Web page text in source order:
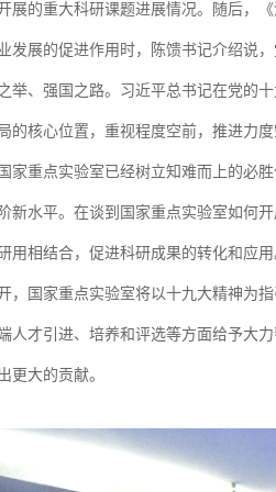
展的重大科研课题进展情况。随后，
发展的促进作用时，陈馈书记介绍说
举、强国之路。习近平总书记在党的
的核心位置，重视程度空前，推进力
家重点实验室已经树立知难而上的必
新水平。在谈到国家重点实验室如何
用相结合，促进科研成果的转化和应用
，国家重点实验室将以十九大精神为
人才引进、培养和评选等方面给予大
更大的贡献。